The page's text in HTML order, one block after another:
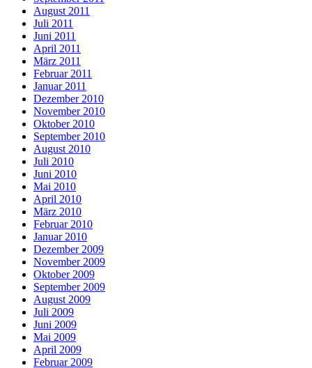
August 2011
Juli 2011
Juni 2011
April 2011
März 2011
Februar 2011
Januar 2011
Dezember 2010
November 2010
Oktober 2010
September 2010
August 2010
Juli 2010
Juni 2010
Mai 2010
April 2010
März 2010
Februar 2010
Januar 2010
Dezember 2009
November 2009
Oktober 2009
September 2009
August 2009
Juli 2009
Juni 2009
Mai 2009
April 2009
Februar 2009